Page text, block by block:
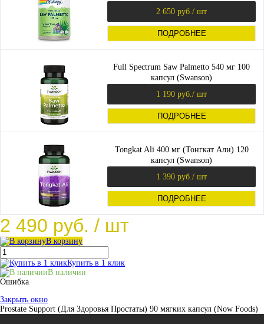
2 650 руб. / шт
ПОДРОБНЕЕ
Full Spectrum Saw Palmetto 540 мг 100
капсул (Swanson)
1 190 руб. / шт
ПОДРОБНЕЕ
Tongkat Ali 400 мг (Тонгкат Али) 120
капсул (Swanson)
1 390 руб. / шт
ПОДРОБНЕЕ
2 490 руб. / шт
В корзину
Купить в 1 клик
В наличии
Ошибка
Закрыть окно
Prostate Support (Для Здоровья Простаты) 90 мягких капсул (Now Foods)